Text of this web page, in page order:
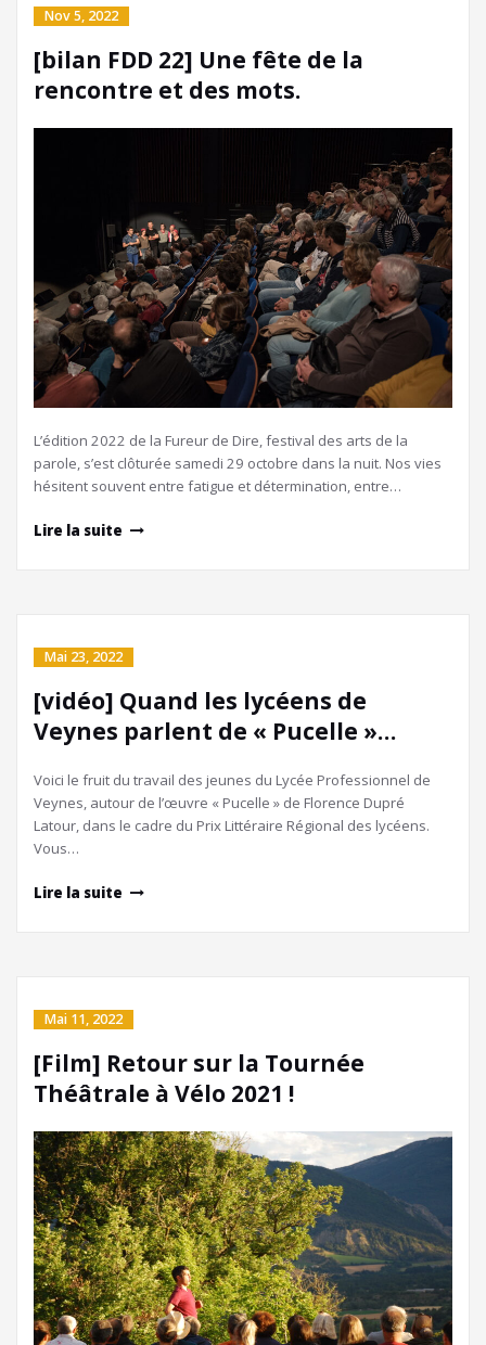
Nov 5, 2022
[bilan FDD 22] Une fête de la
rencontre et des mots.
L’édition 2022 de la Fureur de Dire, festival des arts de la
parole, s’est clôturée samedi 29 octobre dans la nuit. Nos vies
hésitent souvent entre fatigue et détermination, entre…
Lire la suite
Mai 23, 2022
[vidéo] Quand les lycéens de
Veynes parlent de « Pucelle »…
Voici le fruit du travail des jeunes du Lycée Professionnel de
Veynes, autour de l’œuvre « Pucelle » de Florence Dupré
Latour, dans le cadre du Prix Littéraire Régional des lycéens.
Vous…
Lire la suite
Mai 11, 2022
[Film] Retour sur la Tournée
Théâtrale à Vélo 2021 !